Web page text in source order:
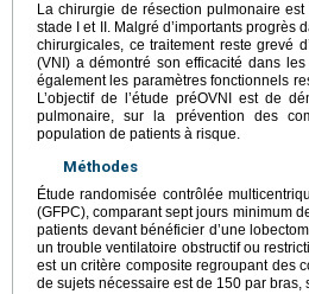
La chirurgie de résection pulmonaire
stade I et II. Malgré d’importants
chirurgicales, ce traitement reste grevé
(VNI) a démontré son efficacité dans
également les paramètres fonctionnels
L’objectif de l’étude préOVNI est de
pulmonaire, sur la prévention des
population de patients à risque.
Méthodes
Étude randomisée contrôlée
(GFPC), comparant sept jours minimum
patients devant bénéficier d’une
un trouble ventilatoire obstructif ou
est un critère composite regroupant des
de sujets nécessaire est de 150 par bras,